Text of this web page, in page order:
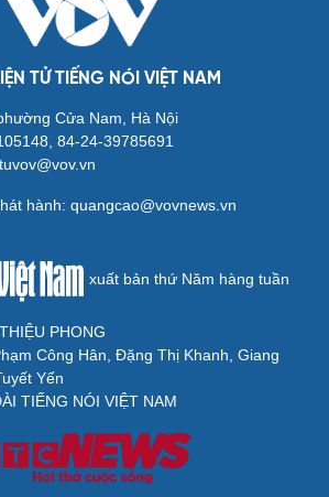
TỬ TIẾNG NÓI VIỆT NAM
Cửa Nam, Hà Nội
84-24-39785691
hành: quangcao@vovnews.vn
xuất bản thứ Năm hàng tuần
PHONG
Công Hân, Đặng Thị Khanh, Giang
Yến
TIẾNG NÓI VIỆT NAM